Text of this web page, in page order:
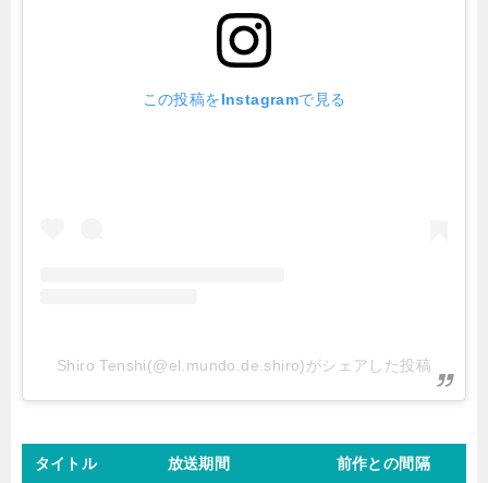
この投稿をInstagramで見る
Shiro Tenshi(@el.mundo.de.shiro)がシェアした投稿
タイトル 放送期間 前作との間隔